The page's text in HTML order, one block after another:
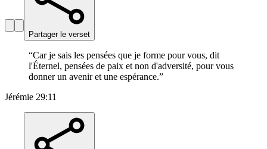
Partager le verset
“Car je sais les pensées que je forme pour vous, dit
l'Éternel, pensées de paix et non d'adversité, pour vous
donner un avenir et une espérance.”
Jérémie 29:11